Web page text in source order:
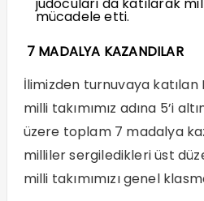
mücadele etti.
7 MADALYA KAZANDILAR
İlimizden turnuvaya
milli takımımız adına 5’i
üzere toplam 7 madalya
milliler sergiledikleri üst
milli takımımızı genel